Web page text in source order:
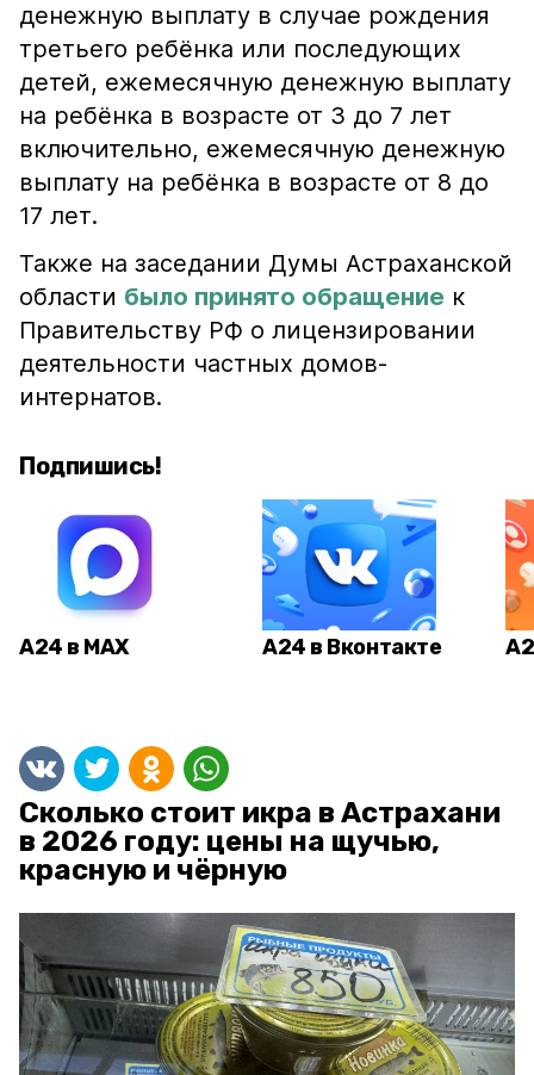
денежную выплату в случае рождения
третьего ребёнка или последующих
детей, ежемесячную денежную выплату
на ребёнка в возрасте от 3 до 7 лет
включительно, ежемесячную денежную
выплату на ребёнка в возрасте от 8 до
17 лет.
Также на заседании Думы Астраханской
области было принято обращение к
Правительству РФ о лицензировании
деятельности частных домов-
интернатов.
Подпишись!
А24 в MAX А24 в Вконтакте
Сколько стоит икра в Астрахани
в 2026 году: цены на щучью,
красную и чёрную